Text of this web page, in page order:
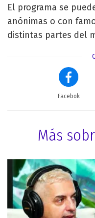
El programa se
anónimas o con
distintas partes del
Facebok
Más